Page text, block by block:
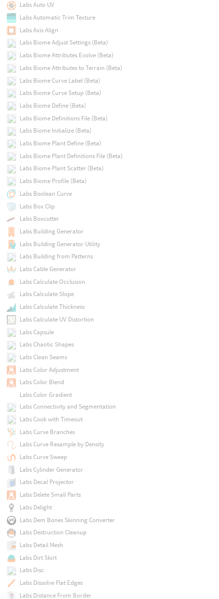
Labs Auto UV
Labs Automatic Trim Texture
Labs Axis Align
Labs Biome Adjust Settings (Beta)
Labs Biome Attributes Evolve (Beta)
Labs Biome Attributes to Terrain (Beta)
Labs Biome Curve Label (Beta)
Labs Biome Curve Setup (Beta)
Labs Biome Define (Beta)
Labs Biome Definitions File (Beta)
Labs Biome Initialize (Beta)
Labs Biome Plant Define (Beta)
Labs Biome Plant Definitions File (Beta)
Labs Biome Plant Scatter (Beta)
Labs Biome Profile (Beta)
Labs Boolean Curve
Labs Box Clip
Labs Boxcutter
Labs Building Generator
Labs Building Generator Utility
Labs Building from Patterns
Labs Cable Generator
Labs Calculate Occlusion
Labs Calculate Slope
Labs Calculate Thickness
Labs Calculate UV Distortion
Labs Capsule
Labs Chaotic Shapes
Labs Clean Seams
Labs Color Adjustment
Labs Color Blend
Labs Color Gradient
Labs Connectivity and Segmentation
Labs Cook with Timeout
Labs Curve Branches
Labs Curve Resample by Density
Labs Curve Sweep
Labs Cylinder Generator
Labs Decal Projector
Labs Delete Small Parts
Labs Delight
Labs Dem Bones Skinning Converter
Labs Destruction Cleanup
Labs Detail Mesh
Labs Dirt Skirt
Labs Disc
Labs Dissolve Flat Edges
Labs Distance From Border